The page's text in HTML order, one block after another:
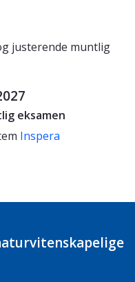
justerende muntlig
eksamen
Inspera